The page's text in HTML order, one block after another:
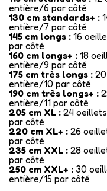
entière/6 par côté
130 cm standards+ :
entière/7 par côté
145 cm longs : 16
par côté
160 cm longs+ : 18
entière/9 par côté
175 cm très longs :
entière/10 par côté
190 cm très longs+ :
entière/11 par côté
205 cm XL : 24
par côté
220 cm XL+ : 26
par côté
235 cm XXL : 28
par côté
250 cm XXL+ : 30
entière/15 par côté